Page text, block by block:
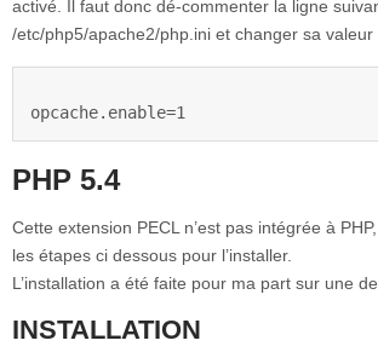
activé. Il faut donc dé-commenter la ligne
/etc/php5/apache2/php.ini et changer sa valeur
PHP 5.4
Cette extension PECL n’est pas intégrée à
les étapes ci dessous pour l’installer.
L’installation a été faite pour ma part sur une
INSTALLATION